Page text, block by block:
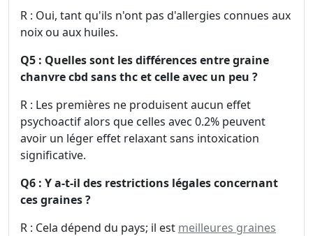
R : Oui, tant qu'ils n'ont pas d'allergies connues aux
noix ou aux huiles.
Q5 : Quelles sont les différences entre graine
chanvre cbd sans thc et celle avec un peu ?
R : Les premières ne produisent aucun effet
psychoactif alors que celles avec 0.2% peuvent
avoir un léger effet relaxant sans intoxication
significative.
Q6 : Y a-t-il des restrictions légales concernant
ces graines ?
R : Cela dépend du pays; il est meilleures graines